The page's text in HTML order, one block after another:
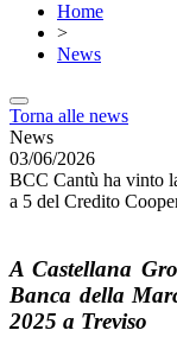
Home
>
News
Torna alle news
News
03/06/2026
BCC Cantù ha vinto
a 5 del Credito
A Castellana
Banca della
2025 a Treviso